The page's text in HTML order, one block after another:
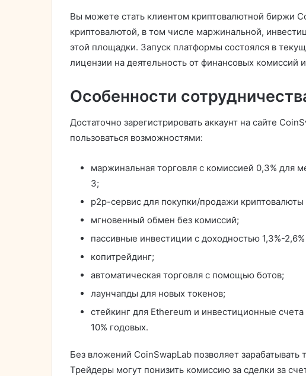
Вы можете стать клиентом криптовалютной биржи
криптовалютой, в том числе маржинальной,
этой площадки. Запуск платформы состоялся в
лицензии на деятельность от финансовых комиссий
Особенности
Достаточно зарегистрировать аккаунт на сайте
пользоваться возможностями:
маржинальная торговля с комиссией 0,3% для
3;
p2p-сервис для покупки/продажи
мгновенный обмен без комиссий;
пассивные инвестиции с доходностью 1,3%-
копитрейдинг;
автоматическая торговля с помощью ботов;
лаунчапды для новых токенов;
стейкинг для Ethereum и инвестиционные
10% годовых.
Без вложений CoinSwapLab позволяет зарабатывать
Трейдеры могут понизить комиссию за сделки за